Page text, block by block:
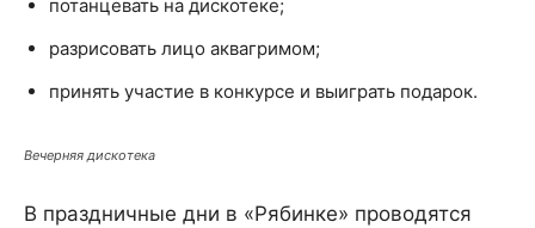
потанцевать на дискотеке;
разрисовать лицо аквагримом;
принять участие в конкурсе и выиграть подарок.
Вечерняя дискотека
В праздничные дни в «Рябинке» проводятся